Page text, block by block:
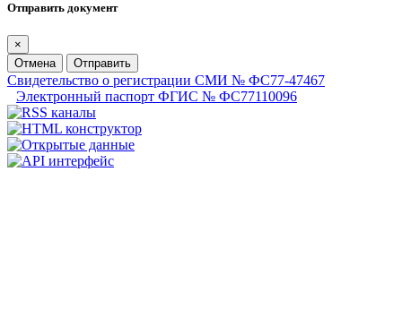
Отправить документ
×
Отмена
Отправить
Свидетельство о регистрации СМИ № ФС77-47467
Электронный паспорт ФГИС № ФС77110096